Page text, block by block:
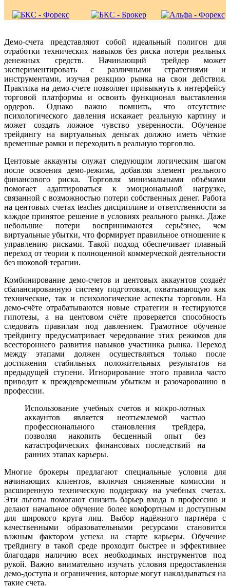
Демо-счета представляют собой идеальный полигон для
отработки технических навыков без риска потери реальных
денежных средств. Начинающий трейдер может
экспериментировать с различными стратегиями и
инструментами, изучая реакцию рынка на свои действия.
Практика на демо-счете позволяет привыкнуть к интерфейсу
торговой платформы и освоить функционал выставления
ордеров. Однако важно помнить, что отсутствие
психологического давления искажает реальную картину и
может создать ложное чувство уверенности. Обучение
трейдингу на виртуальных деньгах должно иметь чёткие
временные рамки и переходить в реальную торговлю.
Центовые аккаунты служат следующим логическим шагом
после освоения демо-режима, добавляя элемент реального
финансового риска. Торговля минимальными объёмами
помогает адаптироваться к эмоциональной нагрузке,
связанной с возможностью потери собственных денег. Работа
на центовых счетах teaches дисциплине и ответственности за
каждое принятое решение в условиях реального рынка. Даже
небольшие потери воспринимаются серьёзнее, чем
виртуальные убытки, что формирует правильное отношение к
управлению рисками. Такой подход обеспечивает плавный
переход от теории к полноценной коммерческой деятельности
без шоковой терапии.
Комбинирование демо-счетов и центовых аккаунтов создаёт
сбалансированную систему подготовки, охватывающую как
технические, так и психологические аспекты торговли. На
демо-счёте отрабатываются новые стратегии и тестируются
гипотезы, а на центовом счёте проверяется способность
следовать правилам под давлением. Грамотное обучение
трейдингу предусматривает чередование этих режимов для
всестороннего развития навыков участника рынка. Переход
между этапами должен осуществляться только после
достижения стабильных положительных результатов на
предыдущей ступени. Игнорирование этого правила часто
приводит к преждевременным убыткам и разочарованию в
профессии.
Использование учебных счетов и микро-лотных
аккаунтов является неотъемлемой частью
профессионального становления трейдера,
позволяя накопить бесценный опыт без
катастрофических финансовых последствий на
ранних этапах карьеры.
Многие брокеры предлагают специальные условия для
начинающих клиентов, включая сниженные комиссии и
расширенную техническую поддержку на учебных счетах.
Эти льготы помогают снизить барьер входа в профессию и
делают начальное обучение более комфортным и доступным
для широкого круга лиц. Выбор надёжного партнёра с
качественными образовательными ресурсами становится
важным фактором успеха на старте карьеры. Обучение
трейдингу в такой среде проходит быстрее и эффективнее
благодаря наличию всех необходимых инструментов под
рукой. Важно внимательно изучать условия предоставления
демо-доступа и ограничения, которые могут накладываться на
такие счета.